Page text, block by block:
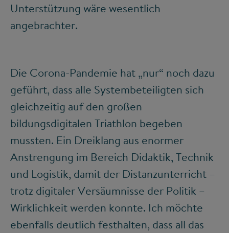
Unterstützung wäre wesentlich
angebrachter.
Die Corona-Pandemie hat „nur“ noch dazu
geführt, dass alle Systembeteiligten sich
gleichzeitig auf den großen
bildungsdigitalen Triathlon begeben
mussten. Ein Dreiklang aus enormer
Anstrengung im Bereich Didaktik, Technik
und Logistik, damit der Distanzunterricht –
trotz digitaler Versäumnisse der Politik –
Wirklichkeit werden konnte. Ich möchte
ebenfalls deutlich festhalten, dass all das